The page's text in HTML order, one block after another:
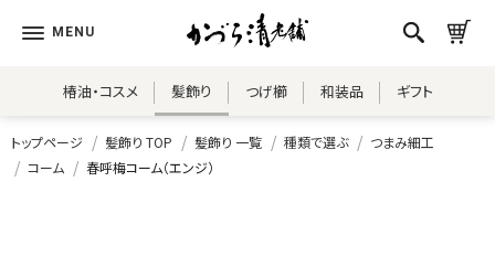
椿油・コスメ 髪飾り つげ櫛 和装品 ギフト
トップページ 髪飾り TOP 髪飾り 一覧 種類で選ぶ
つまみ細工
コーム
春呼梅コーム（エンジ）